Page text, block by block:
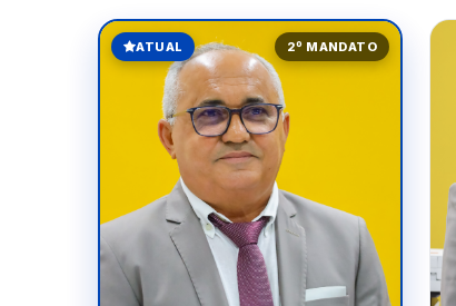
ATUAL 2º MANDATO